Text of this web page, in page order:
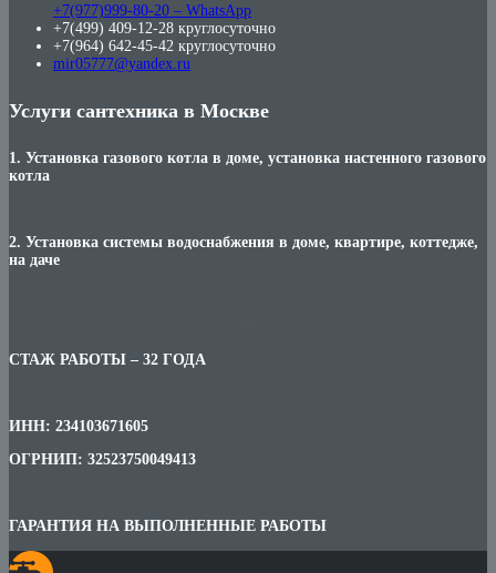
+7(977)999-80-20 – WhatsApp
+7(499) 409-12-28 круглосуточно
+7(964) 642-45-42 круглосуточно
mir05777@yandex.ru
Услуги сантехника в Москве
1. Установка газового котла в доме, установка настенного газового
котла
2. Установка системы водоснабжения в доме, квартире, коттедже,
на даче
СТАЖ РАБОТЫ – 32 ГОДА
ИНН: 234103671605
ОГРНИП: 32523750049413
ГАРАНТИЯ НА ВЫПОЛНЕННЫЕ РАБОТЫ